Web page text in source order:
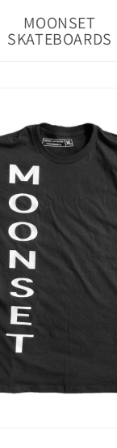
MOONSET
SKATEBOARDS